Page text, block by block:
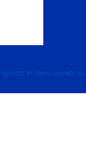
in new window